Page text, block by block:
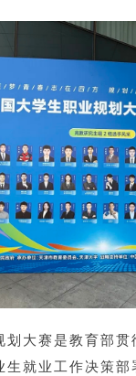
划大赛是教育部贯
生就业工作决策部